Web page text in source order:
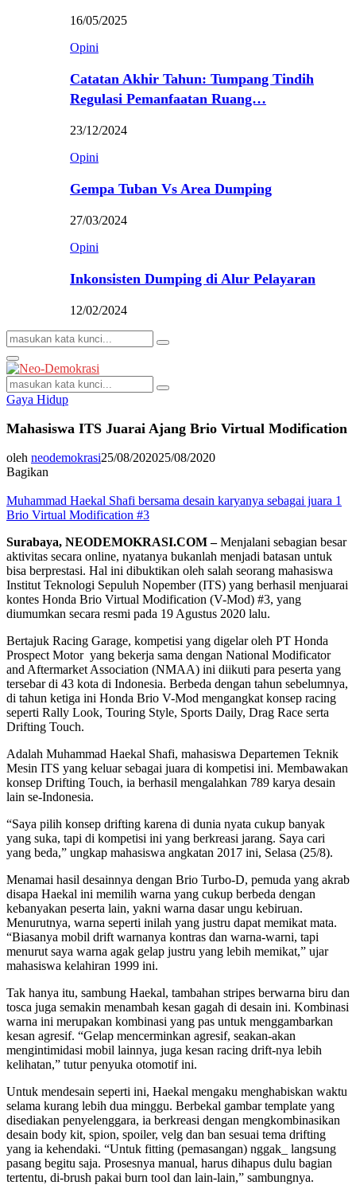
16/05/2025
Opini
Catatan Akhir Tahun: Tumpang Tindih
Regulasi Pemanfaatan Ruang…
23/12/2024
Opini
Gempa Tuban Vs Area Dumping
27/03/2024
Opini
Inkonsisten Dumping di Alur Pelayaran
12/02/2024
Search
for:
Search
Primary
Menu
Search
for:
Search
Gaya Hidup
Mahasiswa ITS Juarai Ajang Brio Virtual Modification
oleh neodemokrasi25/08/202025/08/2020
Bagikan
Muhammad Haekal Shafi bersama desain karyanya sebagai juara 1
Brio Virtual Modification #3
Surabaya, NEODEMOKRASI.COM –Menjalani sebagian besar
aktivitas secara online, nyatanya bukanlah menjadi batasan untuk
bisa berprestasi. Hal ini dibuktikan oleh salah seorang mahasiswa
Institut Teknologi Sepuluh Nopember (ITS) yang berhasil menjuarai
kontes Honda Brio Virtual Modification (V-Mod) #3, yang
diumumkan secara resmi pada 19 Agustus 2020 lalu.
Bertajuk Racing Garage, kompetisi yang digelar oleh PT Honda
Prospect Motor yang bekerja sama dengan National Modificator
and Aftermarket Association (NMAA) ini diikuti para peserta yang
tersebar di 43 kota di Indonesia. Berbeda dengan tahun sebelumnya,
di tahun ketiga ini Honda Brio V-Mod mengangkat konsep racing
seperti Rally Look, Touring Style, Sports Daily, Drag Race serta
Drifting Touch.
Adalah Muhammad Haekal Shafi, mahasiswa Departemen Teknik
Mesin ITS yang keluar sebagai juara di kompetisi ini. Membawakan
konsep Drifting Touch, ia berhasil mengalahkan 789 karya desain
lain se-Indonesia.
“Saya pilih konsep drifting karena di dunia nyata cukup banyak
yang suka, tapi di kompetisi ini yang berkreasi jarang. Saya cari
yang beda,” ungkap mahasiswa angkatan 2017 ini, Selasa (25/8).
Menamai hasil desainnya dengan Brio Turbo-D, pemuda yang akrab
disapa Haekal ini memilih warna yang cukup berbeda dengan
kebanyakan peserta lain, yakni warna dasar ungu kebiruan.
Menurutnya, warna seperti inilah yang justru dapat memikat mata.
“Biasanya mobil drift warnanya kontras dan warna-warni, tapi
menurut saya warna agak gelap justru yang lebih memikat,” ujar
mahasiswa kelahiran 1999 ini.
Tak hanya itu, sambung Haekal, tambahan stripes berwarna biru dan
tosca juga semakin menambah kesan gagah di desain ini. Kombinasi
warna ini merupakan kombinasi yang pas untuk menggambarkan
kesan agresif. “Gelap mencerminkan agresif, seakan-akan
mengintimidasi mobil lainnya, juga kesan racing drift-nya lebih
kelihatan,” tutur penyuka otomotif ini.
Untuk mendesain seperti ini, Haekal mengaku menghabiskan waktu
selama kurang lebih dua minggu. Berbekal gambar template yang
disediakan penyelenggara, ia berkreasi dengan mengkombinasikan
desain body kit, spion, spoiler, velg dan ban sesuai tema drifting
yang ia kehendaki. “Untuk fitting (pemasangan) nggak_ langsung
pasang begitu saja. Prosesnya manual, harus dihapus dulu bagian
tertentu, di-brush pakai burn tool dan lain-lain,” sambungnya.